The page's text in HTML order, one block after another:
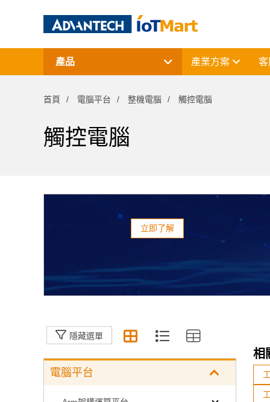
產品 產業方案
電腦平台
周邊應用組件
授權軟體與研華課程
首頁 電腦平台 整機電腦 觸控電腦
觸控電腦
立即了解
隱藏選單
電腦平台
相